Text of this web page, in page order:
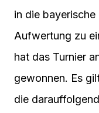
in die
Aufwertung zu
hat das Turnier
gewonnen. Es
die